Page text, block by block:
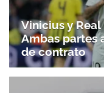
Vinicius y
Ambas partes
de contrato